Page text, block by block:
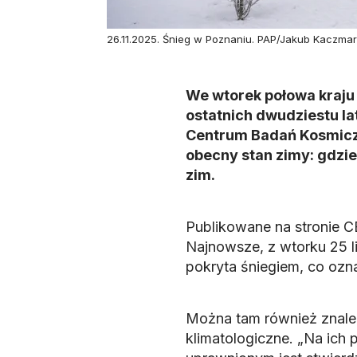
26.11.2025. Śnieg w Poznaniu. PAP/Jakub
We wtorek połowa
ostatnich dwudziestu
Centrum Badań
obecny stan zimy:
zim.
Publikowane na stronie
Najnowsze, z wtorku 25
pokryta śniegiem, co
Można tam również
klimatologiczne. „Na ich